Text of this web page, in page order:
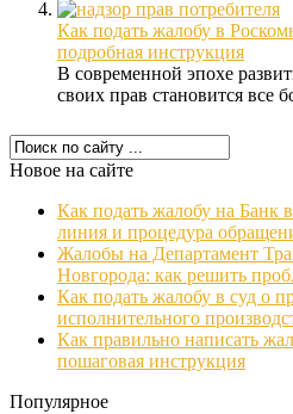
Как подать жалобу в
подробная инструкция
В современной эпохе
своих прав становится все
Новое на сайте
Как подать жалобу на Банк
линия и процедура
Жалобы на Департамент
Новгорода: как решить
Как подать жалобу в суд о
исполнительного
Как правильно написать
пошаговая инструкция
Популярное